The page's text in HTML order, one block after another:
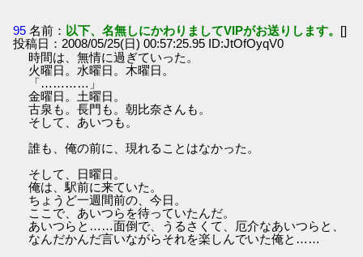
95 名前： 以下、名無しにかわりましてVIPがお送りします。 []
投稿日：2008/05/25(日) 00:57:25.95 ID:JtOfOyqV0
時間は、無情に過ぎていった。
火曜日。水曜日。木曜日。
「…………」
金曜日。土曜日。
古泉も。長門も。朝比奈さんも。
そして、あいつも。
誰も、俺の前に、現れることはなかった。
そして、日曜日。
俺は、駅前に来ていた。
ちょうど一週間前の、今日。
ここで、あいつらを待っていたんだ。
あいつらと……面倒で、うるさくて、厄介なあいつらと、
なんだかんだ言いながらそれを楽しんでいた俺と……